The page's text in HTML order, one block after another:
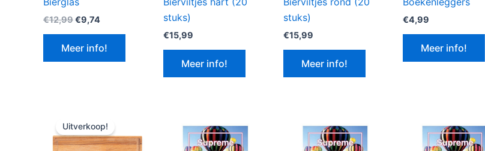
€12,99Oorspronkelijke
€12,99.
€9,74Huidige
€9,74.
Meer info!
stuks)
€15,99
Meer info!
stuks)
€15,99
Meer info!
€4,99
Meer info!
Uitverkoop!